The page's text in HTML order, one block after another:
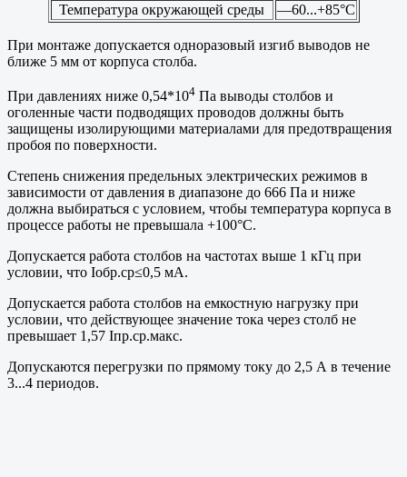
Температура окружающей среды
—60...+85°С
При монтаже допускается одноразовый изгиб выводов не
ближе 5 мм от корпуса столба.
При давлениях ниже 0,54*104 Па выводы столбов и
оголенные части подводящих проводов должны быть
защищены изолирующими материалами для предотвращения
пробоя по поверхности.
Степень снижения предельных электрических режимов в
зависимости от давления в диапазоне до 666 Па и ниже
должна выбираться с условием, чтобы температура корпуса в
процессе работы не превышала +100°C.
Допускается работа столбов на частотах выше 1 кГц при
условии, что Iобр.ср≤0,5 мА.
Допускается работа столбов на емкостную нагрузку при
условии, что действующее значение тока через столб не
превышает 1,57 Iпр.ср.макс.
Допускаются перегрузки по прямому току до 2,5 А в течение
3...4 периодов.